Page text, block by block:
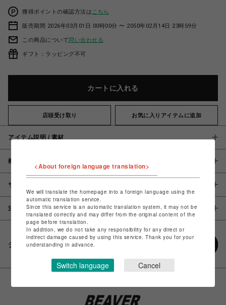
獲得ポイントの確認方法は こちら
販売期間 2026年03月01日 00時00分 〜 2050年02月14日 23時59分
この商品について問い合わせる
ギフト：ラッピング不可
カートに入れる
店頭受け取り お気に入りアイテムに追加
アイテム説明 / 素材
概要
サイズ
注意事項
シェアする
<About foreign language translation>
We will translate the homepage into a foreign language using the
automatic translation service.
Since this service is an automatic translation system, it may not be
translated correctly and may differ from the original content of the
page before translation.
In addition, we do not take any responsibility for any direct or
indirect damage caused by using this service. Thank you for your
understanding in advance.
Switch language Cancel